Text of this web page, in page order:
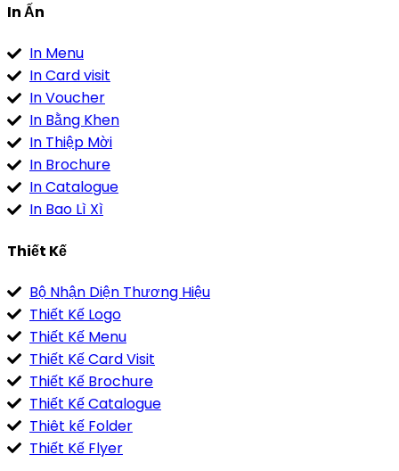
In Ấn
In Menu
In Card visit
In Voucher
In Bằng Khen
In Thiệp Mời
In Brochure
In Catalogue
In Bao Lì Xì
Thiết Kế
Bộ Nhận Diện Thương Hiệu
Thiết Kế Logo
Thiết Kế Menu
Thiết Kế Card Visit
Thiết Kế Brochure
Thiết Kế Catalogue
Thiêt kế Folder
Thiết Kế Flyer